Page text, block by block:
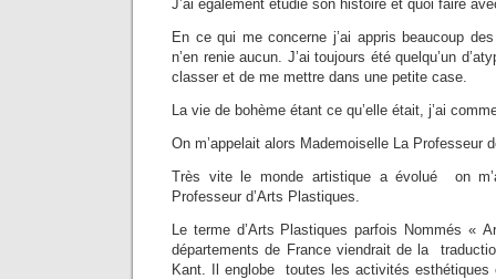
J’ai également étudié son histoire et quoi faire
En ce qui me concerne j’ai appris beaucoup
n’en renie aucun. J’ai toujours été quelqu’un
classer et de me mettre dans une petite case.
La vie de bohème étant ce qu’elle était, j’ai
On m’appelait alors Mademoiselle La Professeur
Très vite le monde artistique a évolué on
Professeur d’Arts Plastiques.
Le terme d’Arts Plastiques parfois Nommés «
départements de France viendrait de la
Kant. Il englobe toutes les activités esthétiques